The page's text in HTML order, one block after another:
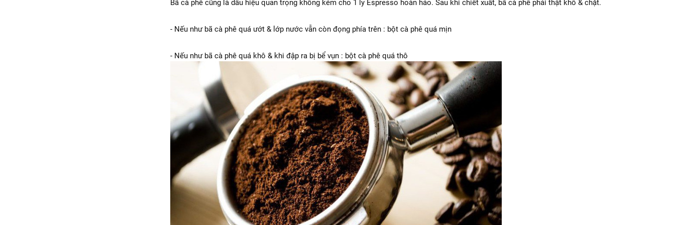
Bã cà phê cũng là dấu hiệu quan trọng không kém cho 1 ly Espresso hoàn hảo. Sau khi chiết xuất, bã cà phê phải thật khô & chặt.
- Nếu như bã cà phê quá ướt & lớp nước vẫn còn đọng phía trên : bột cà phê quá mịn
- Nếu như bã cà phê quá khô & khi đập ra bị bể vụn : bột cà phê quá thô